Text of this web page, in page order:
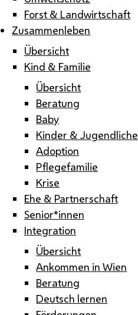
Forst & Landwirtschaft
Zusammenleben
Übersicht
Kind & Familie
Übersicht
Beratung
Baby
Kinder & Jugendliche
Adoption
Pflegefamilie
Krise
Ehe & Partnerschaft
Senior*innen
Integration
Übersicht
Ankommen in Wien
Beratung
Deutsch lernen